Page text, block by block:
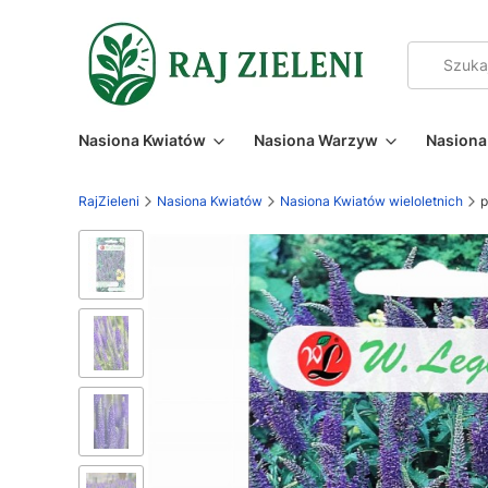
Nasiona Kwiatów Nasiona Warzyw Nasiona
RajZieleni Nasiona Kwiatów Nasiona Kwiatów wieloletnich